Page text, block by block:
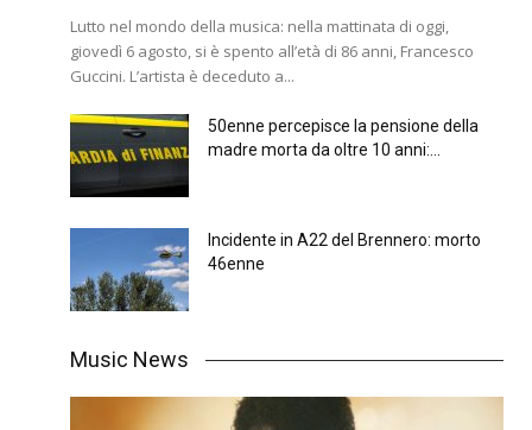
Lutto nel mondo della musica: nella mattinata di oggi,
giovedì 6 agosto, si è spento all’età di 86 anni, Francesco
Guccini. L’artista è deceduto a...
50enne percepisce la pensione della
madre morta da oltre 10 anni:...
Incidente in A22 del Brennero: morto
46enne
Music News